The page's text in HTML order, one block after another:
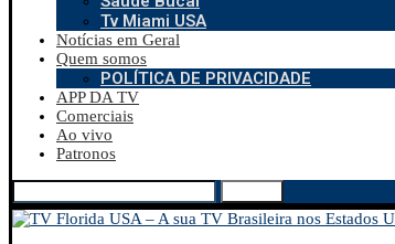
Tv Miami USA
Notícias em Geral
Quem somos
POLÍTICA DE PRIVACIDADE
APP DA TV
Comerciais
Ao vivo
Patronos